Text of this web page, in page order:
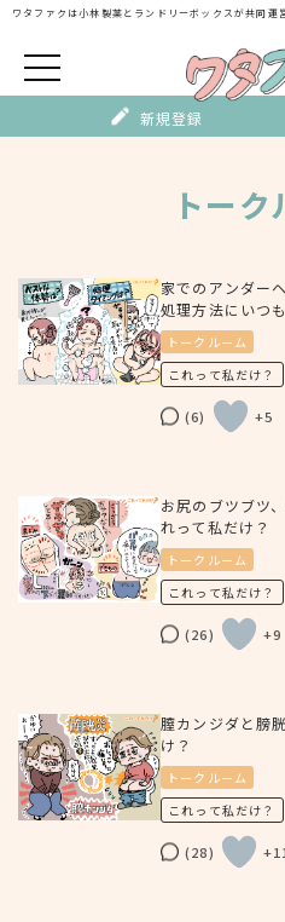
Skip
content
ワタファクは小林製薬とランドリーボックスが共同運
新規登録
トーク
家でのアンダー
処理方法にいつ
トークルーム
これって私だけ？
(6) +5
お尻のブツブツ
れって私だけ？
トークルーム
これって私だけ？
(26) +9
膣カンジダと膀
け？
トークルーム
これって私だけ？
(28) +11